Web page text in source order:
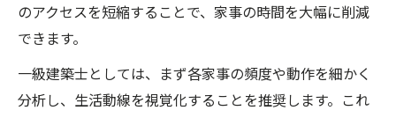
快適な住まいを実現するレイアウトの秘訣
策
家族構成に応じた間取りの最適化ポイント
のアクセスを短縮することで、家事の時間を大幅に削減
できます。
一級建築士としては、まず各家事の頻度や動作を細かく
分析し、生活動線を視覚化することを推奨します。これ